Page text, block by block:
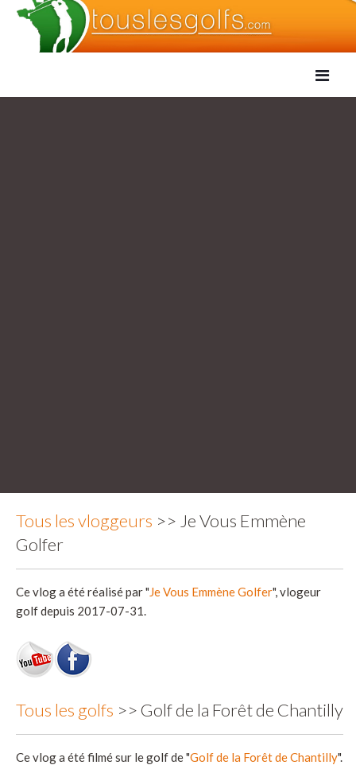
Tous les vloggeurs >> Je Vous Emmène
Golfer
Ce vlog a été réalisé par "Je Vous Emmène Golfer", vlogeur
golf depuis 2017-07-31.
Tous les golfs >> Golf de la Forêt de Chantilly
Ce vlog a été filmé sur le golf de "Golf de la Forêt de Chantilly".